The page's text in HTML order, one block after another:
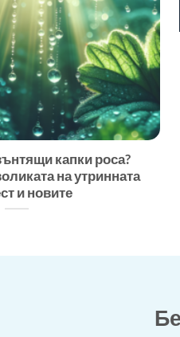
капки роса?
на утринната
и новите